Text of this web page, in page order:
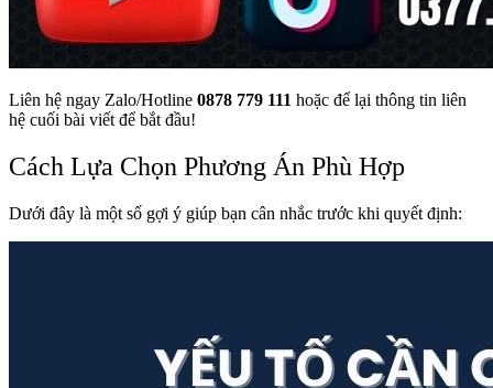
Liên hệ ngay Zalo/Hotline 0878 779 111 hoặc để lại thông tin liên
hệ cuối bài viếtđể bắt đầu!
Cách Lựa Chọn Phương Án Phù Hợp
Dưới đây là một số gợi ý giúp bạn cân nhắc trước khi quyết định: